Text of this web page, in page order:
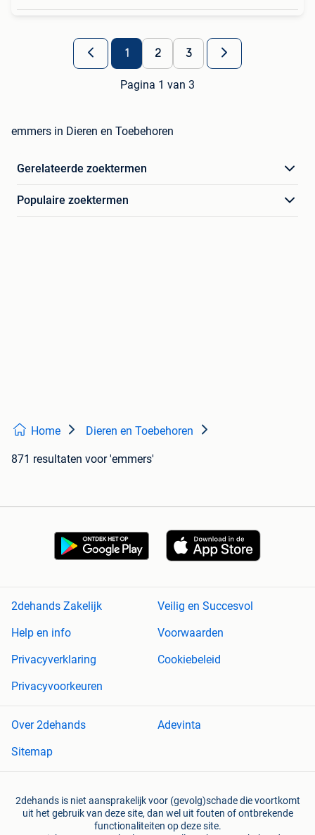
1 2 3
Pagina 1 van 3
emmers in Dieren en Toebehoren
Gerelateerde zoektermen
Populaire zoektermen
Home Dieren en Toebehoren
871 resultaten voor 'emmers'
2dehands Zakelijk
Veilig en Succesvol
Help en info
Voorwaarden
Privacyverklaring
Cookiebeleid
Privacyvoorkeuren
Over 2dehands
Adevinta
Sitemap
2dehands is niet aansprakelijk voor (gevolg)schade die voortkomt
uit het gebruik van deze site, dan wel uit fouten of ontbrekende
functionaliteiten op deze site.